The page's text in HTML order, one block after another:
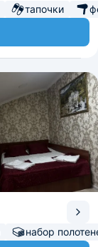
тапочки
набор